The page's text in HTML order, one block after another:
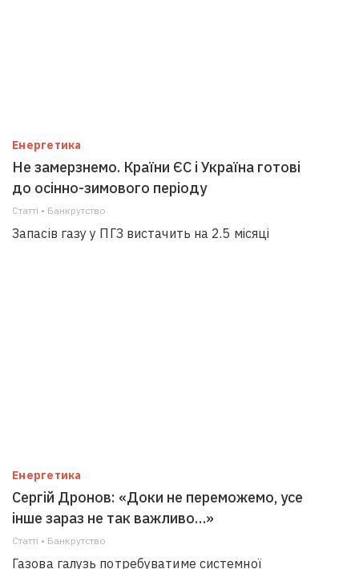
Енергетика
Не замерзнемо. Країни ЄС і Україна готові
до осінно-зимового періоду
Статті • Банкрутство
Запасів газу у ПГЗ вистачить на 2.5 місяці
Енергетика
Сергій Дронов: «Доки не переможемо, усе
інше зараз не так важливо…»
Статті • Банкрутство
Газова галузь потребуватиме системної